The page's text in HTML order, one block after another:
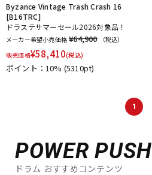
Byzance Vintage Trash Crash 16
[B16TRC]
ドラステサマーセール2026対象品！
メーカー希望小売価格 ¥64,900
（税込）
販売価格¥58,410(税込)
ポイント：10% (5310pt)
1
POWER PUSH
ドラム おすすめコンテンツ